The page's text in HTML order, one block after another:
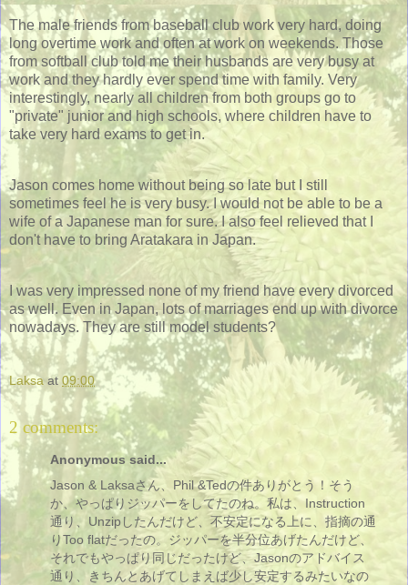
The male friends from baseball club work very hard, doing
long overtime work and often at work on weekends. Those
from softball club told me their husbands are very busy at
work and they hardly ever spend time with family. Very
interestingly, nearly all children from both groups go to
"private" junior and high schools, where children have to
take very hard exams to get in.
Jason comes home without being so late but I still
sometimes feel he is very busy. I would not be able to be a
wife of a Japanese man for sure. I also feel relieved that I
don't have to bring Aratakara in Japan.
I was very impressed none of my friend have every divorced
as well. Even in Japan, lots of marriages end up with divorce
nowadays. They are still model students?
Laksa at 09:00
2 comments:
Anonymous said...
Jason & Laksaさん、Phil &Tedの件ありがとう！そう
か、やっぱりジッパーをしてたのね。私は、Instruction
通り、Unzipしたんだけど、不安定になる上に、指摘の通
りToo flatだったの。ジッパーを半分位あげたんだけど、
それでもやっぱり同じだったけど、Jasonのアドバイス
通り、きちんとあげてしまえば少し安定するみたいなの